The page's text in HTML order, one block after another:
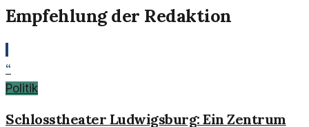
Empfehlung der Redaktion
“
Politik
Schlosstheater Ludwigsburg: Ein Zentrum